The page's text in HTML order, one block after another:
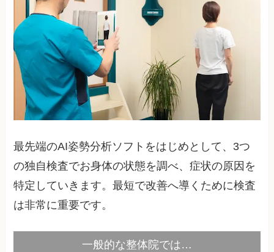
最先端のAI姿勢分析ソフトをはじめとして、3つ
の独自検査でお身体の状態を調べ、症状の原因を
特定していきます。最短で改善へ導くために検査
は非常に重要です。
一般的な整体院では…